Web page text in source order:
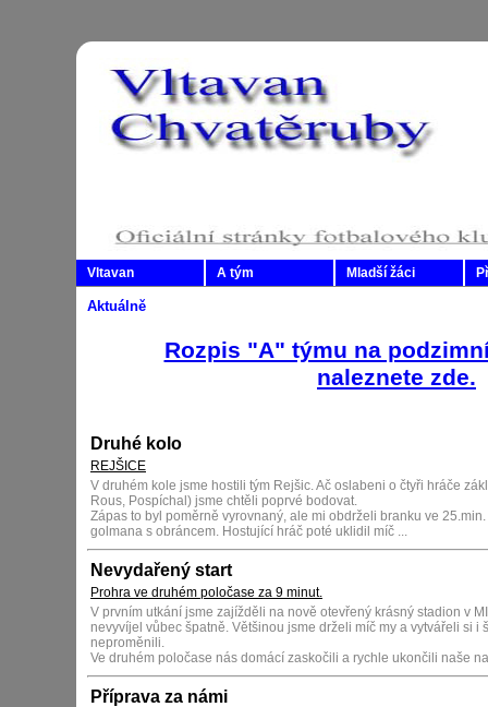
Vltavan A tým Mladší žáci
Aktuálně
Rozpis "A" týmu na
naleznete zde.
Druhé kolo
REJŠICE
V druhém kole jsme hostili tým Rejšic. Ač oslabeni o čtyři hráče
Rous, Pospíchal) jsme chtěli poprvé bodovat.
Zápas to byl poměrně vyrovnaný, ale mi obdrželi branku ve
golmana s obráncem. Hostující hráč poté uklidil míč ...
Nevydařený start
Prohra ve druhém poločase za 9 minut.
V prvním utkání jsme zajížděli na nově otevřený krásný stadion v
nevyvíjel vůbec špatně. Většinou jsme drželi míč my a vytvářeli si
neproměnili.
Ve druhém poločase nás domácí zaskočili a rychle ukončili naše
Příprava za námi